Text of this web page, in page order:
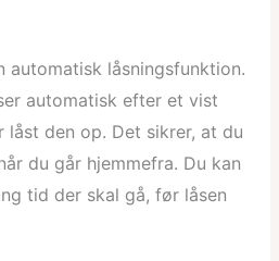
automatisk låsningsfunktion.
automatisk efter et vist
den op. Det sikrer, at du
du går hjemmefra. Du kan
tid der skal gå, før låsen